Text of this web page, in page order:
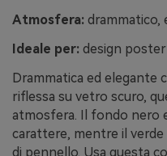
Atmosfera: drammatico,
Ideale per: design
Drammatica ed elegante
riflessa su vetro scuro,
atmosfera. Il fondo nero
carattere, mentre il
di pennello. Usa questa